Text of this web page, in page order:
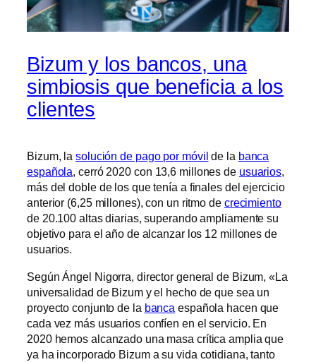
Bizum y los bancos, una
simbiosis que beneficia a los
clientes
Bizum, lasolución de pago por móvil de la banca
española, cerró 2020 con 13,6 millones de usuarios,
más del doble de los que tenía a finales del ejercicio
anterior (6,25 millones), con un ritmo de crecimiento
de 20.100 altas diarias, superando ampliamente su
objetivo para el año de alcanzar los 12 millones de
usuarios.
Según Ángel Nigorra, director general de Bizum, «La
universalidad de Bizum y el hecho de que sea un
proyecto conjunto de la banca española hacen que
cada vez más usuarios confíen en el servicio. En
2020 hemos alcanzado una masa crítica amplia que
ya ha incorporado Bizum a su vida cotidiana, tanto